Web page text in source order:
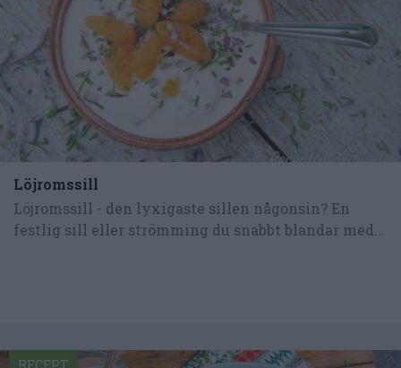
Löjromssill
Löjromssill - den lyxigaste sillen någonsin? En
festlig sill eller strömming du snabbt blandar med...